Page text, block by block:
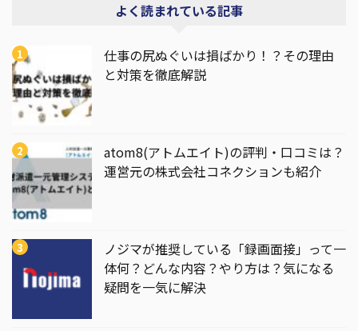
よく読まれている記事
仕事の尻ぬぐいは損ばかり！？その理由
と対策を徹底解説
atom8(アトムエイト)の評判・口コミは？
運営元の株式会社コネクションも紹介
ノジマが推奨している「録画面接」って一
体何？どんな内容？やり方は？気になる
疑問を一気に解決